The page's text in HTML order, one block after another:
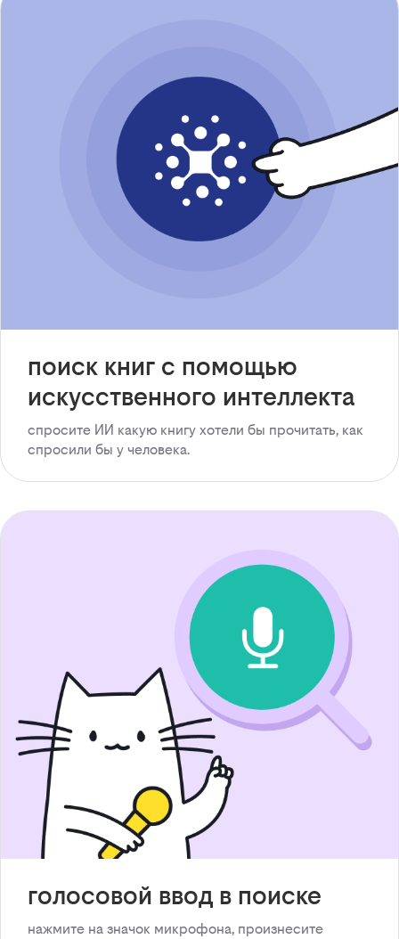
поиск книг с помощью
искусственного интеллекта
спросите ИИ какую книгу хотели бы прочитать, как
спросили бы у человека.
голосовой ввод в поиске
нажмите на значок микрофона, произнесите